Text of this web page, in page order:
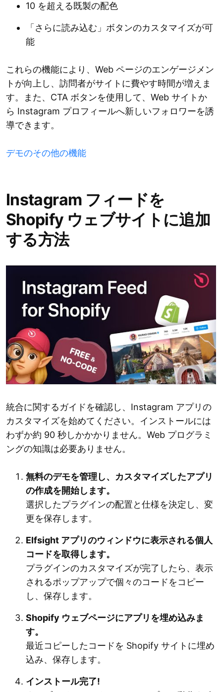
10 を超える既製の配色
「さらに読み込む」ボタンのカスタマイズが可
能
これらの機能により、Web ページのエンゲージメン
トが向上し、訪問者がサイトに費やす時間が増えま
す。また、CTA ボタンを使用して、Web サイトか
ら Instagram プロフィールへ新しいフォロワーを誘
導できます。
デモのその他の機能
Instagram フィードを
Shopify ウェブサイトに追加
する方法
統合に関するガイドを確認し、Instagram アプリの
カスタマイズを始めてください。インストールには
わずか約 90 秒しかかかりません。Web プログラミ
ングの知識は必要ありません。
無料のデモを管理し、カスタマイズしたアプリ
の作成を開始します。
選択したプラグインの配置と仕様を決定し、変
更を保存します。
Elfsight アプリのウィンドウに表示される個人
コードを取得します。
プラグインのカスタマイズが完了したら、表示
されるポップアップで個々のコードをコピー
し、保存します。
Shopify ウェブページにアプリを埋め込みま
す。
最近コピーしたコードを Shopify サイトに埋め
込み、保存します。
インストール完了!